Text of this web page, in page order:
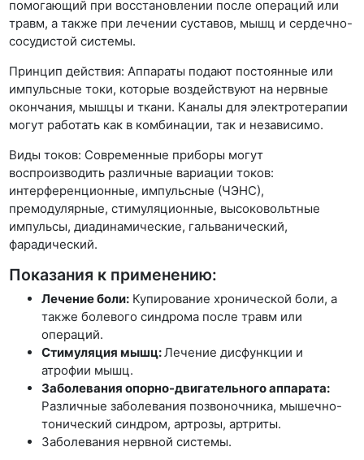
помогающий при восстановлении после операций или
травм, а также при лечении суставов, мышц и сердечно-
сосудистой системы.
Принцип действия: Аппараты подают постоянные или
импульсные токи, которые воздействуют на нервные
окончания, мышцы и ткани. Каналы для электротерапии
могут работать как в комбинации, так и независимо.
Виды токов: Современные приборы могут
воспроизводить различные вариации токов:
интерференционные, импульсные (ЧЭНС),
премодулярные, стимуляционные, высоковольтные
импульсы, диадинамические, гальванический,
фарадический.
Показания к применению:
Лечение боли: Купирование хронической боли, а
также болевого синдрома после травм или
операций.
Стимуляция мышц:Лечение дисфункции и
атрофии мышц.
Заболевания опорно-двигательного аппарата:
Различные заболевания позвоночника, мышечно-
тонический синдром, артрозы, артриты.
Заболевания нервной системы.